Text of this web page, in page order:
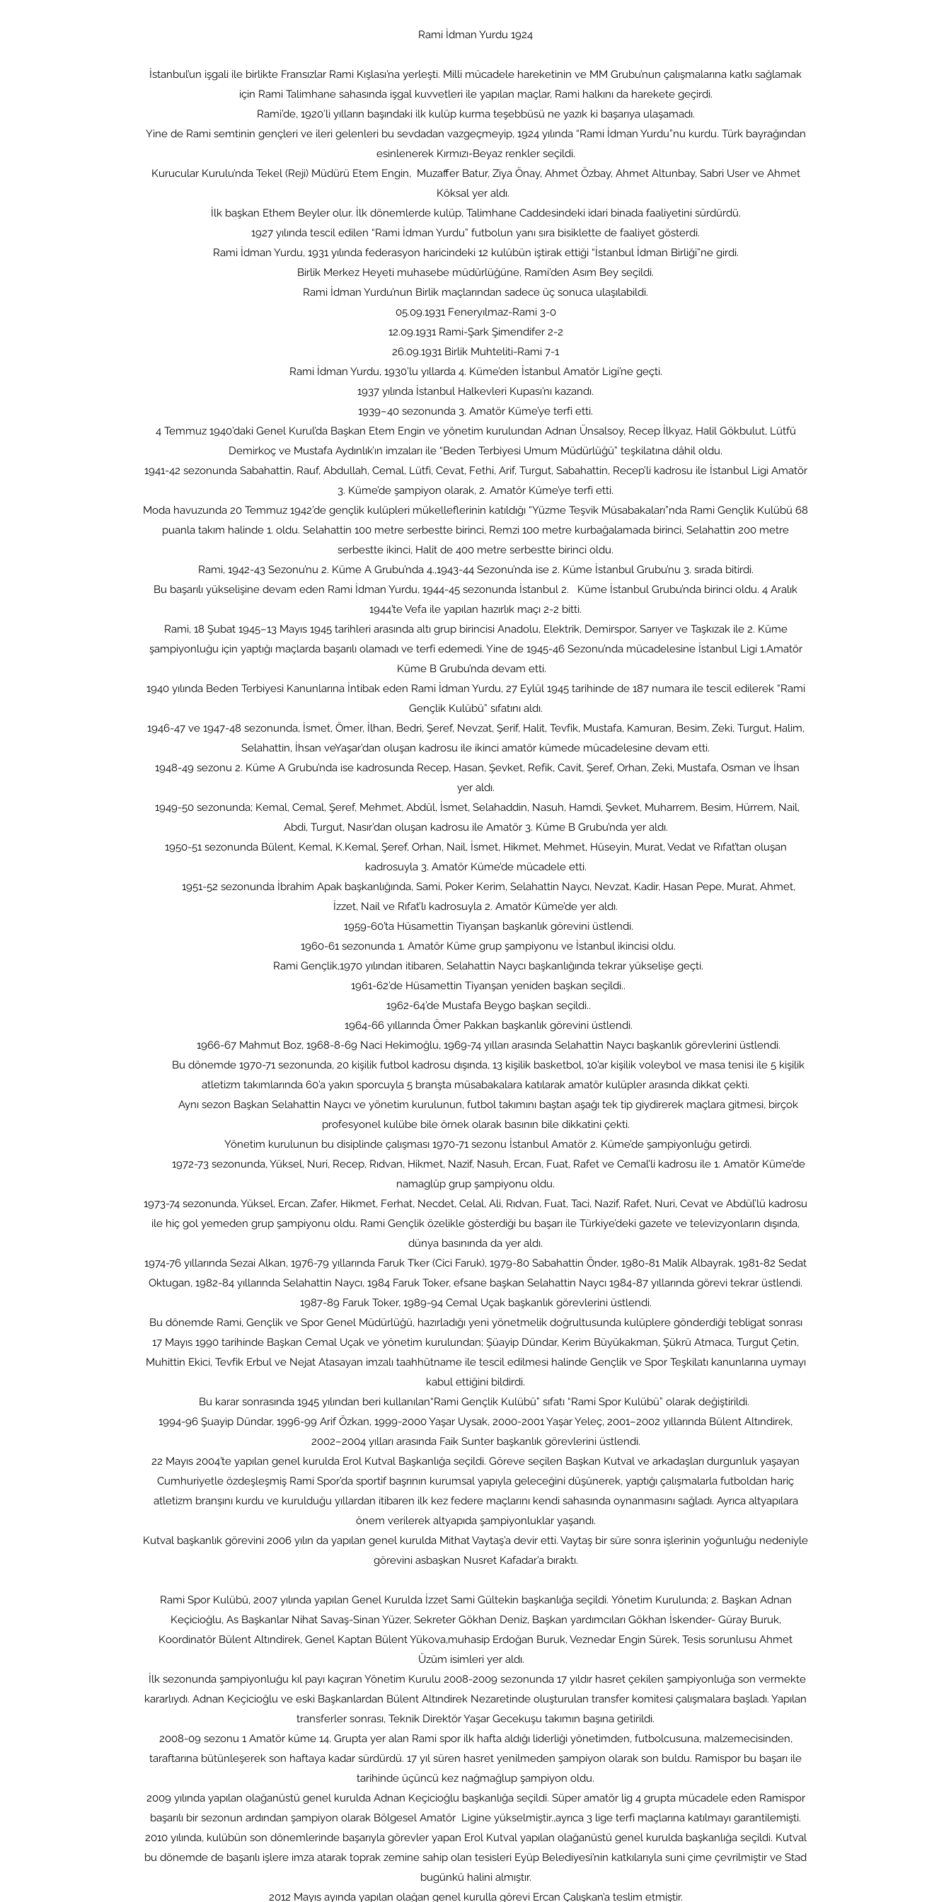
Rami İdman Yurdu 1924
İstanbul’un işgali ile birlikte Fransızlar Rami Kışlası’na yerleşti. Milli mücadele hareketinin ve MM Grubu’nun çalışmalarına katkı sağlamak
için Rami Talimhane sahasında işgal kuvvetleri ile yapılan maçlar, Rami halkını da harekete geçirdi.
Rami’de, 1920’li yılların başındaki ilk kulüp kurma teşebbüsü ne yazık ki başarıya ulaşamadı.
Yine de Rami semtinin gençleri ve ileri gelenleri bu sevdadan vazgeçmeyip, 1924 yılında “Rami İdman Yurdu”nu kurdu. Türk bayrağından
esinlenerek Kırmızı-Beyaz renkler seçildi.
Kurucular Kurulu’nda Tekel (Reji) Müdürü Etem Engin, Muzaffer Batur, Ziya Önay, Ahmet Özbay, Ahmet Altunbay, Sabri User ve Ahmet
Köksal yer aldı.
İlk başkan Ethem Beyler olur. İlk dönemlerde kulüp, Talimhane Caddesindeki idari binada faaliyetini sürdürdü.
1927 yılında tescil edilen “Rami İdman Yurdu” futbolun yanı sıra bisiklette de faaliyet gösterdi.
Rami İdman Yurdu, 1931 yılında federasyon haricindeki 12 kulübün iştirak ettiği “İstanbul İdman Birliği”ne girdi.
Birlik Merkez Heyeti muhasebe müdürlüğüne, Rami’den Asım Bey seçildi.
Rami İdman Yurdu’nun Birlik maçlarından sadece üç sonuca ulaşılabildi.
05.09.1931 Feneryılmaz-Rami 3-0
12.09.1931 Rami-Şark Şimendifer 2-2
26.09.1931 Birlik Muhteliti-Rami 7-1
Rami İdman Yurdu, 1930’lu yıllarda 4. Küme’den İstanbul Amatör Ligi’ne geçti.
1937 yılında İstanbul Halkevleri Kupası’nı kazandı.
1939–40 sezonunda 3. Amatör Küme’ye terfi etti.
4 Temmuz 1940’daki Genel Kurul’da Başkan Etem Engin ve yönetim kurulundan Adnan Ünsalsoy, Recep İlkyaz, Halil Gökbulut, Lütfü
Demirkoç ve Mustafa Aydınlık’ın imzaları ile “Beden Terbiyesi Umum Müdürlüğü” teşkilatına dâhil oldu.
1941-42 sezonunda Sabahattin, Rauf, Abdullah, Cemal, Lütfi, Cevat, Fethi, Arif, Turgut, Sabahattin, Recep’li kadrosu ile İstanbul Ligi Amatör
3. Küme’de şampiyon olarak, 2. Amatör Küme’ye terfi etti.
Moda havuzunda 20 Temmuz 1942’de gençlik kulüpleri mükelleflerinin katıldığı “Yüzme Teşvik Müsabakaları”nda Rami Gençlik Kulübü 68
puanla takım halinde 1. oldu. Selahattin 100 metre serbestte birinci, Remzi 100 metre kurbağalamada birinci, Selahattin 200 metre
serbestte ikinci, Halit de 400 metre serbestte birinci oldu.
Rami, 1942-43 Sezonu’nu 2. Küme A Grubu’nda 4.,1943-44 Sezonu’nda ise 2. Küme İstanbul Grubu’nu 3. sırada bitirdi.
Bu başarılı yükselişine devam eden Rami İdman Yurdu, 1944-45 sezonunda İstanbul 2. Küme İstanbul Grubu’nda birinci oldu. 4 Aralık
1944’te Vefa ile yapılan hazırlık maçı 2-2 bitti.
Rami, 18 Şubat 1945–13 Mayıs 1945 tarihleri arasında altı grup birincisi Anadolu, Elektrik, Demirspor, Sarıyer ve Taşkızak ile 2. Küme
şampiyonluğu için yaptığı maçlarda başarılı olamadı ve terfi edemedi. Yine de 1945-46 Sezonu’nda mücadelesine İstanbul Ligi 1.Amatör
Küme B Grubu’nda devam etti.
1940 yılında Beden Terbiyesi Kanunlarına İntibak eden Rami İdman Yurdu, 27 Eylül 1945 tarihinde de 187 numara ile tescil edilerek “Rami
Gençlik Kulübü” sıfatını aldı.
1946-47 ve 1947-48 sezonunda, İsmet, Ömer, İlhan, Bedri, Şeref, Nevzat, Şerif, Halit, Tevfik, Mustafa, Kamuran, Besim, Zeki, Turgut, Halim,
Selahattin, İhsan veYaşar’dan oluşan kadrosu ile ikinci amatör kümede mücadelesine devam etti.
1948-49 sezonu 2. Küme A Grubu’nda ise kadrosunda Recep, Hasan, Şevket, Refik, Cavit, Şeref, Orhan, Zeki, Mustafa, Osman ve İhsan
yer aldı.
1949-50 sezonunda; Kemal, Cemal, Şeref, Mehmet, Abdül, İsmet, Selahaddin, Nasuh, Hamdi, Şevket, Muharrem, Besim, Hürrem, Nail,
Abdi, Turgut, Nasır’dan oluşan kadrosu ile Amatör 3. Küme B Grubu’nda yer aldı.
1950-51 sezonunda Bülent, Kemal, K.Kemal, Şeref, Orhan, Nail, İsmet, Hikmet, Mehmet, Hüseyin, Murat, Vedat ve Rıfat’tan oluşan
kadrosuyla 3. Amatör Küme’de mücadele etti.
1951-52 sezonunda İbrahim Apak başkanlığında, Sami, Poker Kerim, Selahattin Naycı, Nevzat, Kadir, Hasan Pepe, Murat, Ahmet,
İzzet, Nail ve Rıfat’lı kadrosuyla 2. Amatör Küme’de yer aldı.
1959-60’ta Hüsamettin Tiyanşan başkanlık görevini üstlendi.
1960-61 sezonunda 1. Amatör Küme grup şampiyonu ve İstanbul ikincisi oldu.
Rami Gençlik,1970 yılından itibaren, Selahattin Naycı başkanlığında tekrar yükselişe geçti.
1961-62’de Hüsamettin Tiyanşan yeniden başkan seçildi..
1962-64’de Mustafa Beygo başkan seçildi..
1964-66 yıllarında Ömer Pakkan başkanlık görevini üstlendi.
1966-67 Mahmut Boz, 1968-8-69 Naci Hekimoğlu, 1969-74 yılları arasında Selahattin Naycı başkanlık görevlerini üstlendi.
Bu dönemde 1970-71 sezonunda, 20 kişilik futbol kadrosu dışında, 13 kişilik basketbol, 10’ar kişilik voleybol ve masa tenisi ile 5 kişilik
atletizm takımlarında 60’a yakın sporcuyla 5 branşta müsabakalara katılarak amatör kulüpler arasında dikkat çekti.
Aynı sezon Başkan Selahattin Naycı ve yönetim kurulunun, futbol takımını baştan aşağı tek tip giydirerek maçlara gitmesi, birçok
profesyonel kulübe bile örnek olarak basının bile dikkatini çekti.
Yönetim kurulunun bu disiplinde çalışması 1970-71 sezonu İstanbul Amatör 2. Küme’de şampiyonluğu getirdi.
1972-73 sezonunda, Yüksel, Nuri, Recep, Rıdvan, Hikmet, Nazif, Nasuh, Ercan, Fuat, Rafet ve Cemal’li kadrosu ile 1. Amatör Küme’de
namaglûp grup şampiyonu oldu.
1973-74 sezonunda, Yüksel, Ercan, Zafer, Hikmet, Ferhat, Necdet, Celal, Ali, Rıdvan, Fuat, Taci, Nazif, Rafet, Nuri, Cevat ve Abdül’lü kadrosu
ile hiç gol yemeden grup şampiyonu oldu. Rami Gençlik özelikle gösterdiği bu başarı ile Türkiye’deki gazete ve televizyonların dışında,
dünya basınında da yer aldı.
1974-76 yıllarında Sezai Alkan, 1976-79 yıllarında Faruk Tker (Cici Faruk), 1979-80 Sabahattin Önder, 1980-81 Malik Albayrak, 1981-82 Sedat
Oktugan, 1982-84 yıllarında Selahattin Naycı, 1984 Faruk Toker, efsane başkan Selahattin Naycı 1984-87 yıllarında görevi tekrar üstlendi.
1987-89 Faruk Toker, 1989-94 Cemal Uçak başkanlık görevlerini üstlendi.
Bu dönemde Rami, Gençlik ve Spor Genel Müdürlüğü, hazırladığı yeni yönetmelik doğrultusunda kulüplere gönderdiği tebligat sonrası
17 Mayıs 1990 tarihinde Başkan Cemal Uçak ve yönetim kurulundan; Şüayip Dündar, Kerim Büyükakman, Şükrü Atmaca, Turgut Çetin,
Muhittin Ekici, Tevfik Erbul ve Nejat Atasayan imzalı taahhütname ile tescil edilmesi halinde Gençlik ve Spor Teşkilatı kanunlarına uymayı
kabul ettiğini bildirdi.
Bu karar sonrasında 1945 yılından beri kullanılan“Rami Gençlik Kulübü” sıfatı “Rami Spor Kulübü” olarak değiştirildi.
1994-96 Şuayip Dündar, 1996-99 Arif Özkan, 1999-2000 Yaşar Uysak, 2000-2001 Yaşar Yeleç, 2001–2002 yıllarında Bülent Altındirek,
2002–2004 yılları arasında Faik Sunter başkanlık görevlerini üstlendi.
22 Mayıs 2004’te yapılan genel kurulda Erol Kutval Başkanlığa seçildi. Göreve seçilen Başkan Kutval ve arkadaşları durgunluk yaşayan
Cumhuriyetle özdeşleşmiş Rami Spor’da sportif başrının kurumsal yapıyla geleceğini düşünerek, yaptığı çalışmalarla futboldan hariç
atletizm branşını kurdu ve kurulduğu yıllardan itibaren ilk kez federe maçlarını kendi sahasında oynanmasını sağladı. Ayrıca altyapılara
önem verilerek altyapıda şampiyonluklar yaşandı.
Kutval başkanlık görevini 2006 yılın da yapılan genel kurulda Mithat Vaytaş’a devir etti. Vaytaş bir süre sonra işlerinin yoğunluğu nedeniyle
görevini asbaşkan Nusret Kafadar’a bıraktı.
Rami Spor Kulübü, 2007 yılında yapılan Genel Kurulda İzzet Sami Gültekin başkanlığa seçildi. Yönetim Kurulunda; 2. Başkan Adnan
Keçicioğlu, As Başkanlar Nihat Savaş-Sinan Yüzer, Sekreter Gökhan Deniz, Başkan yardımcıları Gökhan İskender- Güray Buruk,
Koordinatör Bülent Altındirek, Genel Kaptan Bülent Yükova,muhasip Erdoğan Buruk, Veznedar Engin Sürek, Tesis sorunlusu Ahmet
Üzüm isimleri yer aldı.
İlk sezonunda şampiyonluğu kıl payı kaçıran Yönetim Kurulu 2008-2009 sezonunda 17 yıldır hasret çekilen şampiyonluğa son vermekte
kararlıydı. Adnan Keçicioğlu ve eski Başkanlardan Bülent Altındirek Nezaretinde oluşturulan transfer komitesi çalışmalara başladı. Yapılan
transferler sonrası, Teknik Direktör Yaşar Gecekuşu takımın başına getirildi.
2008-09 sezonu 1 Amatör küme 14. Grupta yer alan Rami spor ilk hafta aldığı liderliği yönetimden, futbolcusuna, malzemecisinden,
taraftarına bütünleşerek son haftaya kadar sürdürdü. 17 yıl süren hasret yenilmeden şampiyon olarak son buldu. Ramispor bu başarı ile
tarihinde üçüncü kez nağmağlup şampiyon oldu.
2009 yılında yapılan olağanüstü genel kurulda Adnan Keçicioğlu başkanlığa seçildi. Süper amatör lig 4 grupta mücadele eden Ramispor
başarılı bir sezonun ardından şampiyon olarak Bölgesel Amatör Ligine yükselmiştir.,ayrıca 3 lige terfi maçlarına katılmayı garantilemişti.
2010 yılında, kulübün son dönemlerinde başarıyla görevler yapan Erol Kutval yapılan olağanüstü genel kurulda başkanlığa seçildi. Kutval
bu dönemde de başarılı işlere imza atarak toprak zemine sahip olan tesisleri Eyüp Belediyesi’nin katkılarıyla suni çime çevrilmiştir ve Stad
bugünkü halini almıştır.
2012 Mayıs ayında yapılan olağan genel kurulla görevi Ercan Çalışkan’a teslim etmiştir.